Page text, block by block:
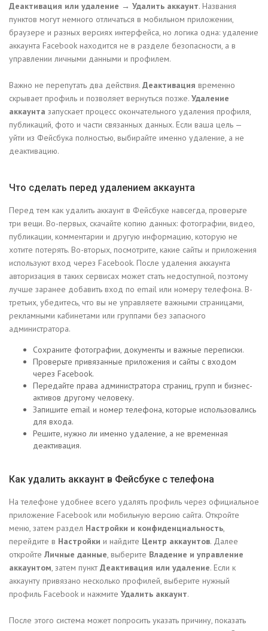
Деактивация или удаление → Удалить аккаунт. Названия
пунктов могут немного отличаться в мобильном приложении,
браузере и разных версиях интерфейса, но логика одна: удаление
аккаунта Facebook находится не в разделе безопасности, а в
управлении личными данными и профилем.
Важно не перепутать два действия. Деактивация временно
скрывает профиль и позволяет вернуться позже. Удаление
аккаунта запускает процесс окончательного удаления профиля,
публикаций, фото и части связанных данных. Если ваша цель —
уйти из Фейсбука полностью, выбирайте именно удаление, а не
деактивацию.
Что сделать перед удалением аккаунта
Перед тем как удалить аккаунт в Фейсбуке навсегда, проверьте
три вещи. Во-первых, скачайте копию данных: фотографии, видео,
публикации, комментарии и другую информацию, которую не
хотите потерять. Во-вторых, посмотрите, какие сайты и приложения
используют вход через Facebook. После удаления аккаунта
авторизация в таких сервисах может стать недоступной, поэтому
лучше заранее добавить вход по email или номеру телефона. В-
третьих, убедитесь, что вы не управляете важными страницами,
рекламными кабинетами или группами без запасного
администратора.
Сохраните фотографии, документы и важные переписки.
Проверьте привязанные приложения и сайты с входом
через Facebook.
Передайте права администратора страниц, групп и бизнес-
активов другому человеку.
Запишите email и номер телефона, которые использовались
для входа.
Решите, нужно ли именно удаление, а не временная
деактивация.
Как удалить аккаунт в Фейсбуке с телефона
На телефоне удобнее всего удалять профиль через официальное
приложение Facebook или мобильную версию сайта. Откройте
меню, затем раздел Настройки и конфиденциальность,
перейдите в Настройки и найдите Центр аккаунтов. Далее
откройте Личные данные, выберите Владение и управление
аккаунтом, затем пунктДеактивация или удаление. Если к
аккаунту привязано несколько профилей, выберите нужный
профиль Facebook и нажмите Удалить аккаунт.
После этого система может попросить указать причину, показать